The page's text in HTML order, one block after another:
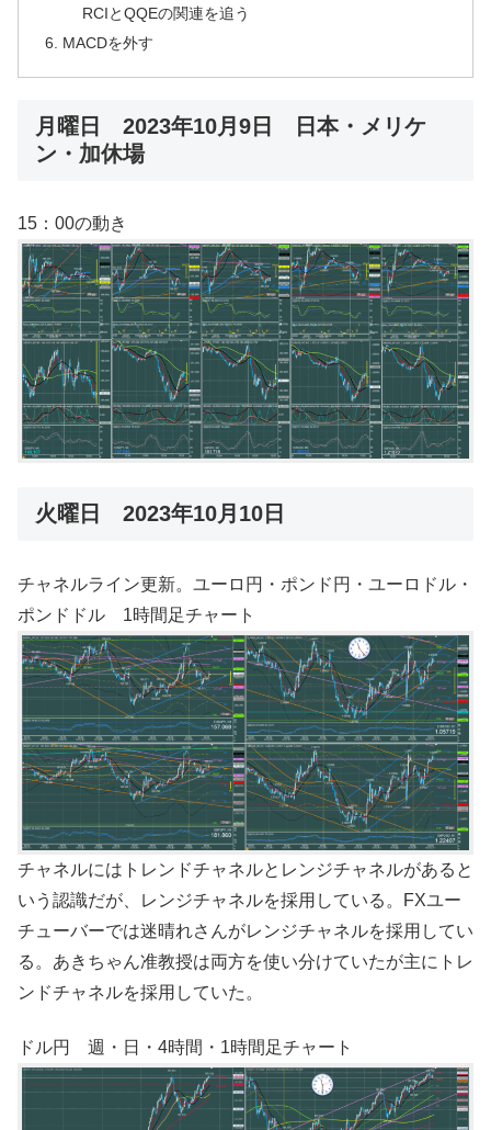
RCIとQQEの関連を追う
MACDを外す
月曜日 2023年10月9日 日本・メリケ
ン・加休場
15：00の動き
火曜日 2023年10月10日
チャネルライン更新。ユーロ円・ポンド円・ユーロドル・
ポンドドル 1時間足チャート
チャネルにはトレンドチャネルとレンジチャネルがあると
いう認識だが、レンジチャネルを採用している。FXユー
チューバーでは迷晴れさんがレンジチャネルを採用してい
る。あきちゃん准教授は両方を使い分けていたが主にトレ
ンドチャネルを採用していた。
ドル円 週・日・4時間・1時間足チャート